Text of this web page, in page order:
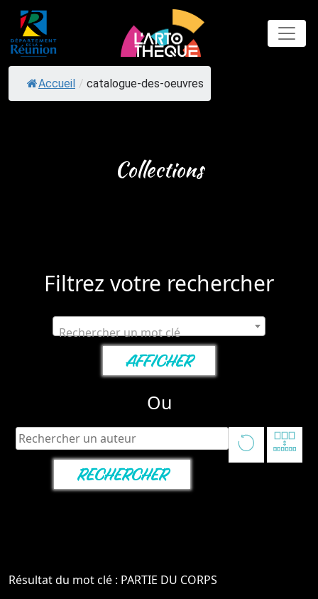
Skip
content
Accueil / catalogue-des-oeuvres
Collections
Filtrez votre rechercher
Rechercher un mot clé
Ou
Résultat du mot clé : PARTIE DU CORPS